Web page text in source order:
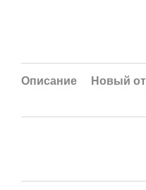
Описание Новый